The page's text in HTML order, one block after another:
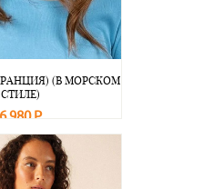
(В МОРСКОМ
СТИЛЕ)
6 980 Р
Подробнее